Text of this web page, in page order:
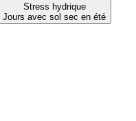
Stress hydrique
Jours avec sol sec en été